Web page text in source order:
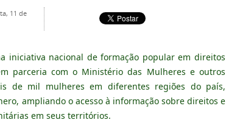
11 de
iniciativa nacional de formação popular em direitos
parceria com o Ministério das Mulheres e outros
de mil mulheres em diferentes regiões do país,
ampliando o acesso à informação sobre direitos e
em seus territórios.